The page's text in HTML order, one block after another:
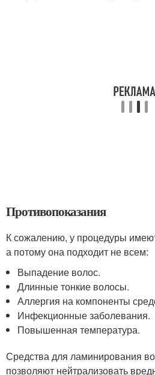
Противопоказания
К сожалению, у процедуры
а потому она подходит не всем:
Выпадение волос.
Длинные тонкие волосы.
Аллергия на компоненты
Инфекционные заболевания.
Повышенная температура.
Средства для ламинирования
позволяют нейтрализовать